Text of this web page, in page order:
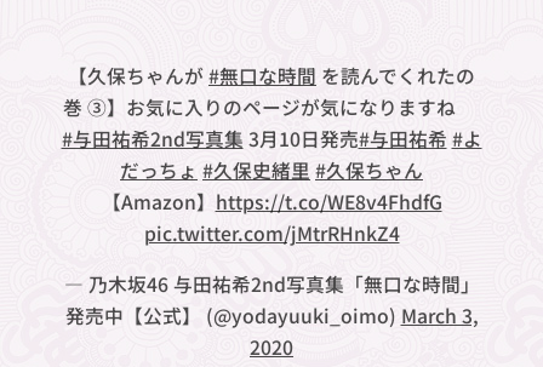
【久保ちゃんが#無口な時間 を読んでくれたの
巻 ③】お気に入りのページが気になりますね🐼
#与田祐希2nd写真集 3月10日発売#与田祐希 #よ
だっちょ #久保史緒里 #久保ちゃん
【Amazon】 https://t.co/WE8v4FhdfG
pic.twitter.com/jMtrRHnkZ4
— 乃木坂46 与田祐希2nd写真集「無口な時間」
発売中【公式】 (@yodayuuki_oimo) March 3,
2020